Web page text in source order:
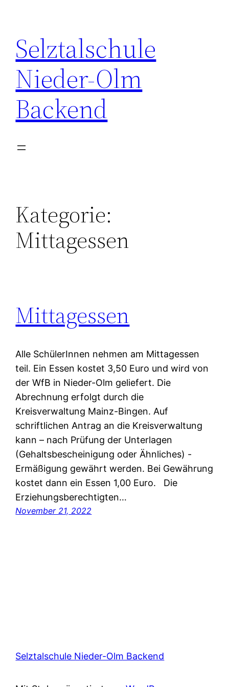
springen
Selztalschule
Nieder-Olm
Backend
Kategorie:
Mittagessen
Mittagessen
Alle SchülerInnen nehmen am Mittagessen
teil. Ein Essen kostet 3,50 Euro und wird von
der WfB in Nieder-Olm geliefert. Die
Abrechnung erfolgt durch die
Kreisverwaltung Mainz-Bingen. Auf
schriftlichen Antrag an die Kreisverwaltung
kann – nach Prüfung der Unterlagen
(Gehaltsbescheinigung oder Ähnliches) -
Ermäßigung gewährt werden. Bei Gewährung
kostet dann ein Essen 1,00 Euro. Die
Erziehungsberechtigten…
November 21, 2022
Selztalschule Nieder-Olm Backend